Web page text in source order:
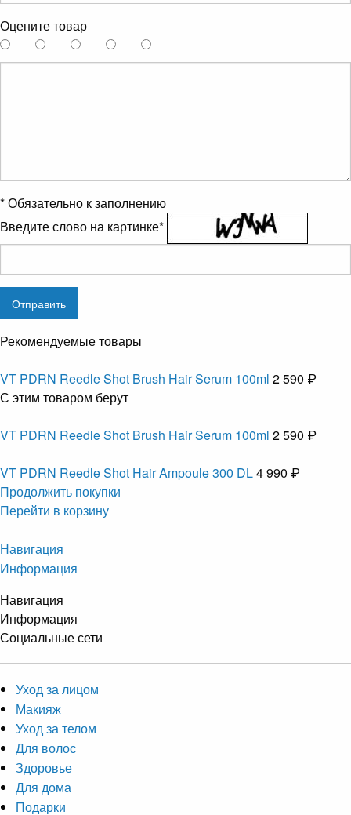
Оцените товар
*Обязательно к заполнению
Введите слово на картинке*
Рекомендуемые товары
VT PDRN Reedle Shot Brush Hair Serum 100ml 2 590 ₽
С этим товаром берут
VT PDRN Reedle Shot Brush Hair Serum 100ml 2 590 ₽
VT PDRN Reedle Shot Hair Ampoule 300 DL4 990 ₽
Продолжить покупки
Перейти в корзину
Навигация
Информация
Навигация
Информация
Социальные сети
Уход за лицом
Макияж
Уход за телом
Для волос
Здоровье
Для дома
Подарки